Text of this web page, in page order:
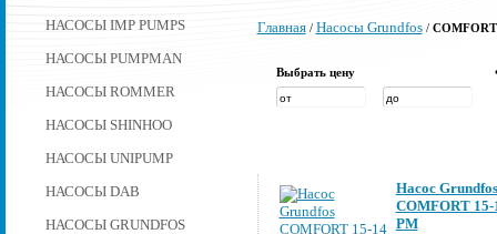
НАСОСЫ IMP PUMPS
НАСОСЫ PUMPMAN
НАСОСЫ ROMMER
НАСОСЫ SHINHOO
НАСОСЫ UNIPUMP
НАСОСЫ DAB
НАСОСЫ GRUNDFOS
Главная/ Насосы Grundfos/ COMFORT
Выбрать цену
Насос Grundfos
COMFORT 15-
PM